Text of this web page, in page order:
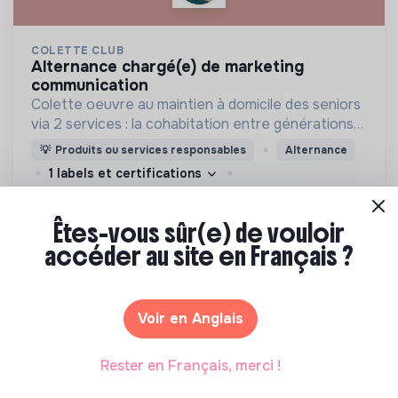
COLETTE CLUB
alternance chargé(e) de marketing
communication
Colette oeuvre au maintien à domicile des seniors
via 2 services : la cohabitation entre générations
(plateforme en ligne de location de chambres) et
le Club (appli mobile communautaire pour seniors).
💡 Produits ou services responsables Alternance
1 labels et certifications
Il y a 2 mois
Êtes-vous sûr(e) de vouloir
accéder au site en Français ?
Voir en Anglais
Rester en Français, merci !